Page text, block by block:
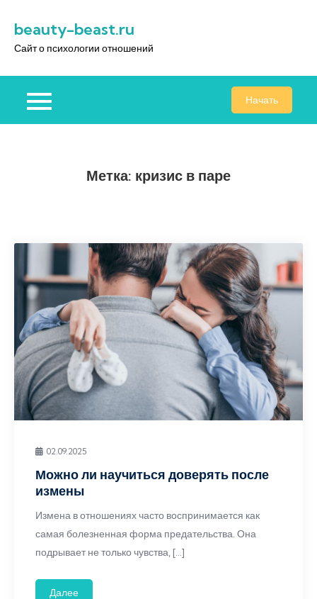
содержимому
beauty-beast.ru
Сайт о психологии отношений
Начать
Метка: кризис в паре
02.09.2025
Можно ли научиться доверять после
измены
Измена в отношениях часто воспринимается как
самая болезненная форма предательства. Она
подрывает не только чувства, […]
Далее